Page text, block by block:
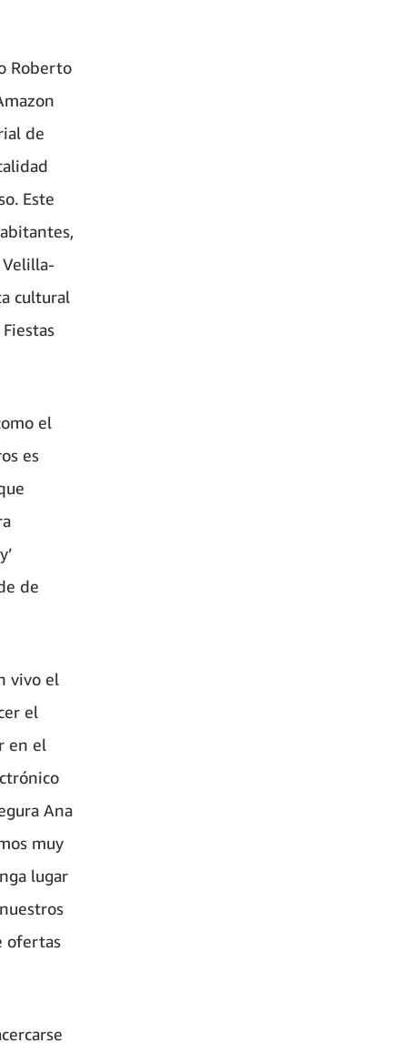
Roberto
de
Este
cultural
el
es
de
vivo el
el
en el
Ana
muy
lugar
ofertas